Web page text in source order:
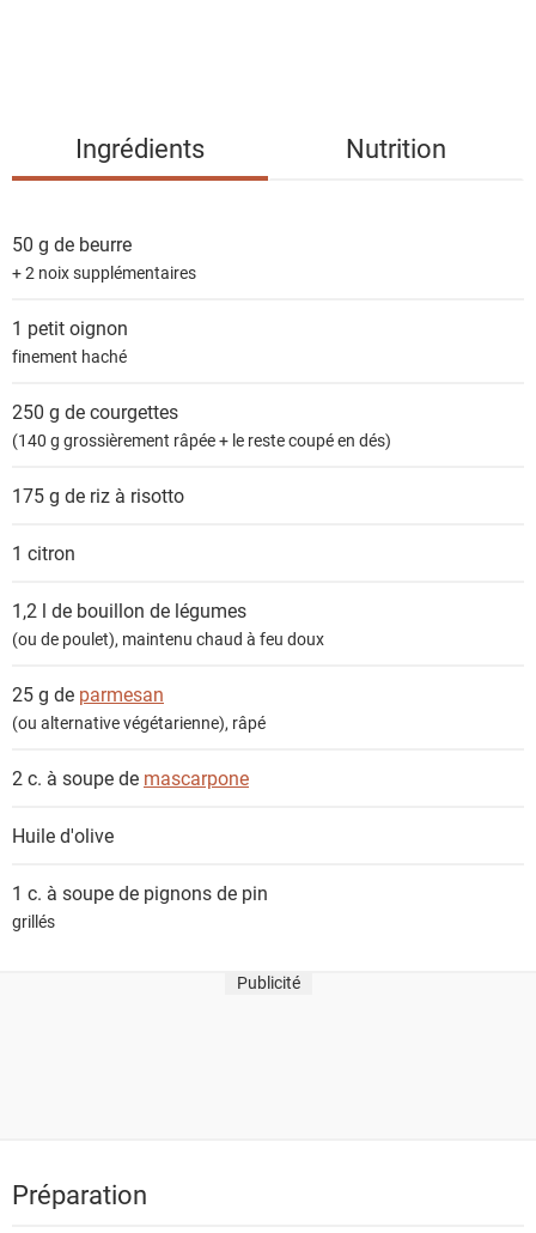
i
e
n
t
Ingrédients Nutrition
50 g de beurre
+ 2 noix supplémentaires
1 petitoignon
finement haché
250 g decourgettes
(140 g grossièrement râpée + le reste coupé en dés)
175 g de riz à risotto
1 citron
1,2 l de bouillon de légumes
(ou de poulet), maintenu chaud à feu doux
25 g de parmesan
(ou alternative végétarienne), râpé
2 c. à soupe de mascarpone
Huile d'olive
1 c. à soupe de pignons de pin
grillés
Publicité
Préparation